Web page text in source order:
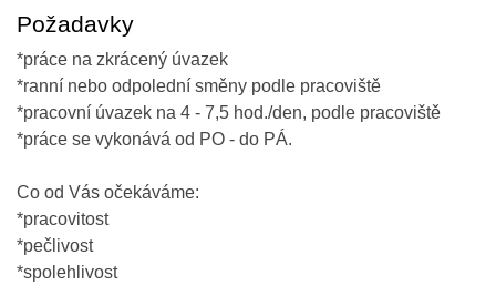
Požadavky
*práce na zkrácený úvazek
*ranní nebo odpolední směny podle pracoviště
*pracovní úvazek na 4 - 7,5 hod./den, podle pracoviště
*práce se vykonává od PO - do PÁ.
Co od Vás očekáváme:
*pracovitost
*pečlivost
*spolehlivost